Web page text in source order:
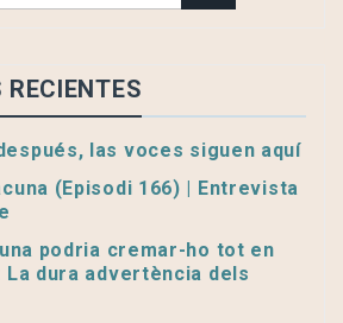
las voces siguen aquí
(Episodi 166) | Entrevista
podria cremar-ho tot en
La dura advertència dels